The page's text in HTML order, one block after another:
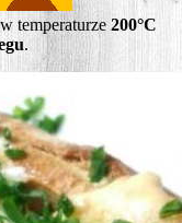
tem­pe­ra­tu­rze 200°C
.